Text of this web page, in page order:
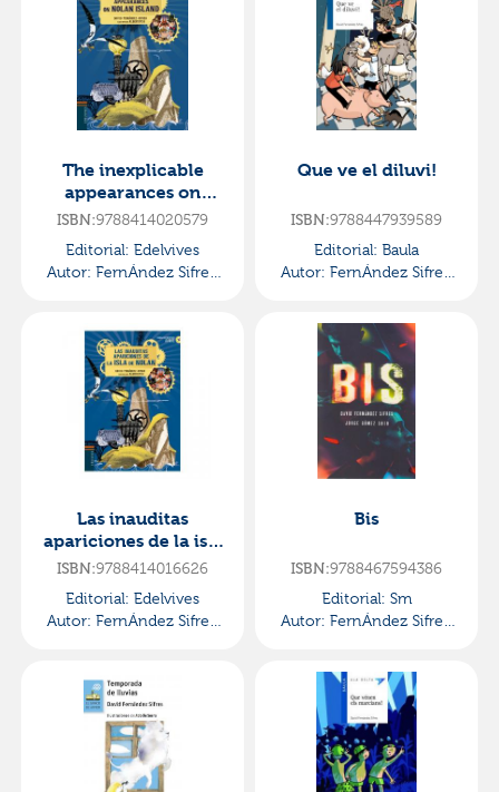
The inexplicable
appearances on
nolan island
ISBN:9788414020579
Editorial: Edelvives
Autor: FernÁndez Sifres,
Que ve el diluvi!
ISBN:9788447939589
Editorial: Baula
Autor: FernÁndez Sifres,
Las inauditas
apariciones de la isla
de nolan
ISBN:9788414016626
Editorial: Edelvives
Autor: FernÁndez Sifres,
Bis
ISBN:9788467594386
Editorial: Sm
Autor: FernÁndez Sifres,